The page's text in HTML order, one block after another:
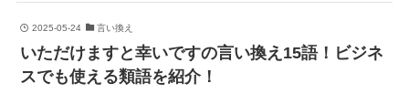
2025-05-24 言い換え
いただけますと幸いですの言い換え15語！ビジネ
スでも使える類語を紹介！